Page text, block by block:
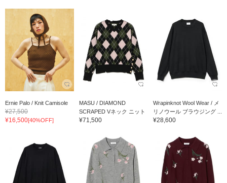
Ernie Palo / Knit Camisole
¥27,500
¥16,500[40%OFF]
MASU / DIAMOND
SCRAPED Vネック ニット
¥71,500
Wrapinknot Wool Wear / メ
リノウール ブラウジング ...
¥28,600